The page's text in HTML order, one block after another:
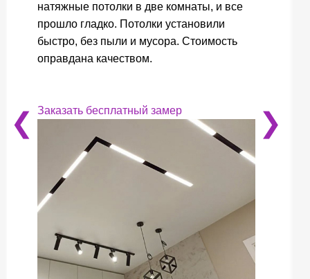
❮
натяжные потолки в две комнаты, и все
прошло гладко. Потолки установили
быстро, без пыли и мусора. Стоимость
оправдана качеством.
Заказать бесплатный замер ❯